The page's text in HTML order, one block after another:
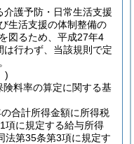
護予防・日常生活支援
生活支援の体制整備の
図るため、平成27年4
は行わず、当該規則で定
)
料率の算定に関する基
合計所得金額に所得税
項に規定する給与所得
法第35条第3項に規定す